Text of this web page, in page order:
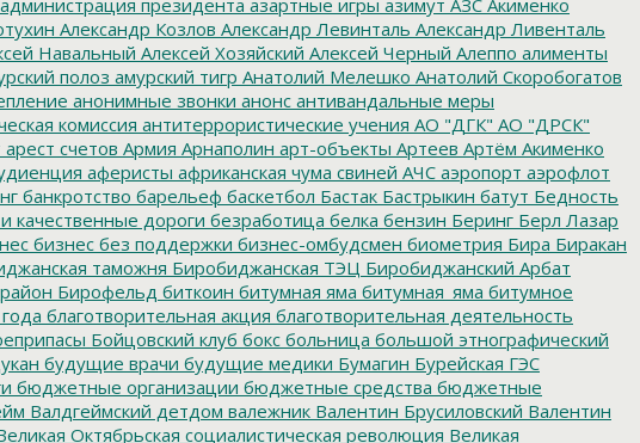
Александр Козлов Александр Левинталь Александр Ливенталь
Навальный Алексей Хозяйский Алексей Черный Алеппо алименты
полоз амурский тигр Анатолий Мелешко Анатолий Скоробогатов
анонимные звонки анонс антивандальные меры
комиссия антитеррористические учения АО "ДГК" АО "ДРСК"
арест счетов Армия Арнаполин арт-объекты Артеев Артём Акименко
аферисты африканская чума свиней АЧС аэропорт аэрофлот
банкротство барельеф баскетбол Бастак Бастрыкин батут Бедность
качественные дороги безработица белка бензин Беринг Берл Лазар
бизнес без поддержки бизнес-омбудсмен биометрия Бира Биракан
таможня Биробиджанская ТЭЦ Биробиджанский Арбат
Бирофельд биткоин битумная яма битумная_яма битумное
благотворительная акция благотворительная деятельность
Бойцовский клуб бокс больница большой этнографический
будущие врачи будущие медики Бумагин Бурейская ГЭС
бюджетные организации бюджетные средства бюджетные
Валдгеймский детдом валежник Валентин Брусиловский Валентин
Октябрьская социалистическая революция Великая